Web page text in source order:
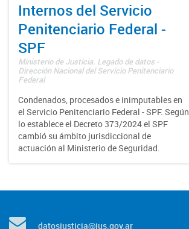
Internos del Servicio
Penitenciario Federal -
SPF
Ministerio de Justicia. Legado de datos -
Dirección Nacional del Servicio Penitenciario
Federal
Condenados, procesados e inimputables en
el Servicio Penitenciario Federal - SPF. Según
lo establece el Decreto 373/2024 el SPF
cambió su ámbito jurisdiccional de
actuación al Ministerio de Seguridad.
datosjusticia@jus.gov.ar